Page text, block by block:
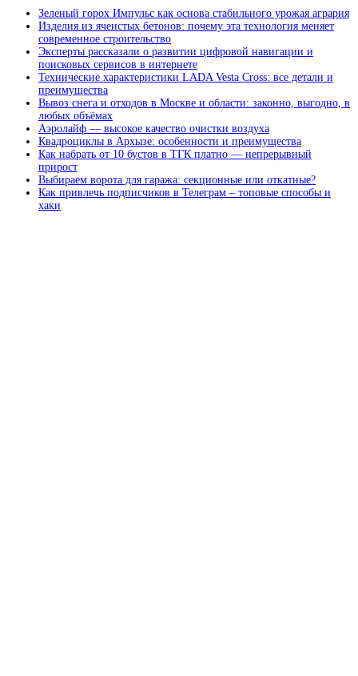
Зеленый горох Импульс как основа стабильного урожая агрария
Изделия из ячеистых бетонов: почему эта технология меняет
современное строительство
Эксперты рассказали о развитии цифровой навигации и
поисковых сервисов в интернете
Технические характеристики LADA Vesta Cross: все детали и
преимущества
Вывоз снега и отходов в Москве и области: законно, выгодно, в
любых объёмах
Аэролайф — высокое качество очистки воздуха
Квадроциклы в Архызе: особенности и преимущества
Как набрать от 10 бустов в ТГК платно — непрерывный
прирост
Выбираем ворота для гаража: секционные или откатные?
Как привлечь подписчиков в Телеграм – топовые способы и
хаки